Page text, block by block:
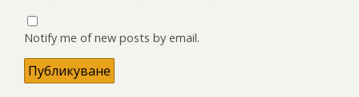
Notify me of new posts by email.